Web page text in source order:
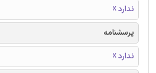
ندارد ☓
پرسشنامه
ندارد ☓